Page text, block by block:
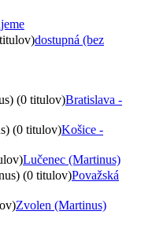
dostupná (bez
(0 titulov)Bratislava -
(0 titulov)Košice -
Lučenec (Martinus)
(0 titulov)Považská
Zvolen (Martinus)